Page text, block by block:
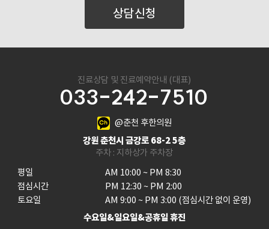
상담신청
진료상담 및 진료예약안내 (대표)
033-242-7510
@춘천 후한의원
강원 춘천시 금강로 68-2 5층
주차 : 지하상가 주차장
평일
점심시간
토요일
AM 10:00 ~ PM 8:30
PM 12:30 ~ PM 2:00
AM 9:00 ~ PM 3:00 (점심시간 없이 운영)
수요일&일요일&공휴일 휴진